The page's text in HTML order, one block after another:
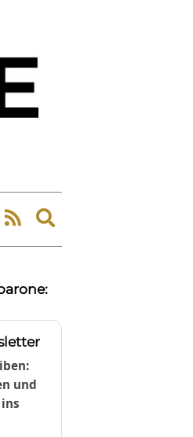
Expand
search
und